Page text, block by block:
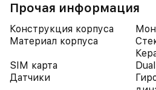
Прочая информация
Конструкция корпуса
Материал корпуса
SIM карта
Датчики